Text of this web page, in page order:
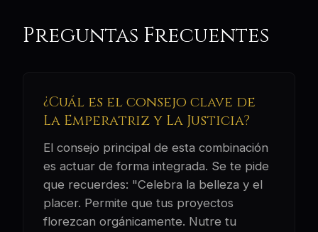
Preguntas Frecuentes
¿Cuál es el consejo clave de
La Emperatriz y La Justicia?
El consejo principal de esta combinación
es actuar de forma integrada. Se te pide
que recuerdes: "Celebra la belleza y el
placer. Permite que tus proyectos
florezcan orgánicamente. Nutre tu